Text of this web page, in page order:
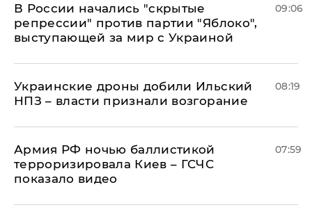
В России начались "скрытые
репрессии" против партии "Яблоко",
выступающей за мир с Украиной
09:06
Украинские дроны добили Ильский
НПЗ – власти признали возгорание
08:19
Армия РФ ночью баллистикой
терроризировала Киев – ГСЧС
показало видео
07:59